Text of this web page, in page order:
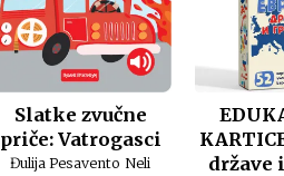
Slatke zvučne
priče: Vatrogasci
Đulija Pesavento Neli
države